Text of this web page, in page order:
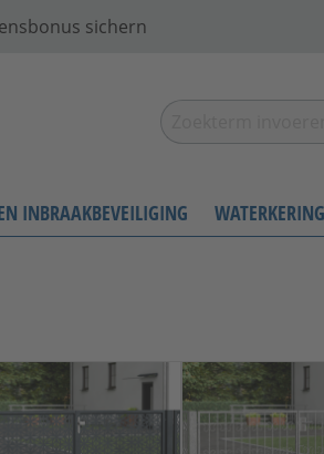
sichern
INBRAAKBEVEILIGING